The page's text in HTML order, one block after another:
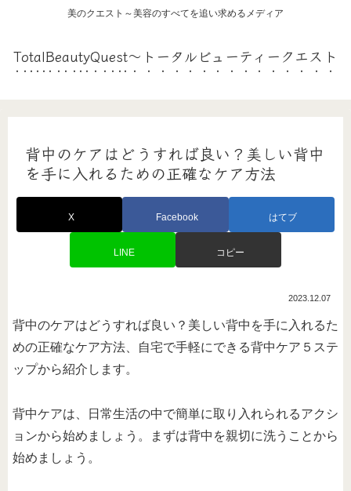
美のクエスト～美容のすべてを追い求めるメディア
TotalBeautyQuest～トータルビューティークエスト
背中のケアはどうすれば良い？美しい背中
を手に入れるための正確なケア方法
X Facebook はてブ
LINE コピー
2023.12.07
背中のケアはどうすれば良い？美しい背中を手に入れるた
めの正確なケア方法、自宅で手軽にできる背中ケア５ステ
ップから紹介します。
背中ケアは、日常生活の中で簡単に取り入れられるアクシ
ョンから始めましょう。まずは背中を親切に洗うことから
始めましょう。